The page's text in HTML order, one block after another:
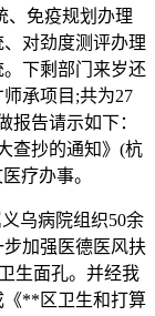
、免疫规划办理
对劲度测评办理
下剩部门来岁还
承项目;共为27
报告请示如下：
查抄的通知》(杭
疗办事。
乌病院组织50余
加强医德医风扶
生面孔。并经我
《**区卫生和打算